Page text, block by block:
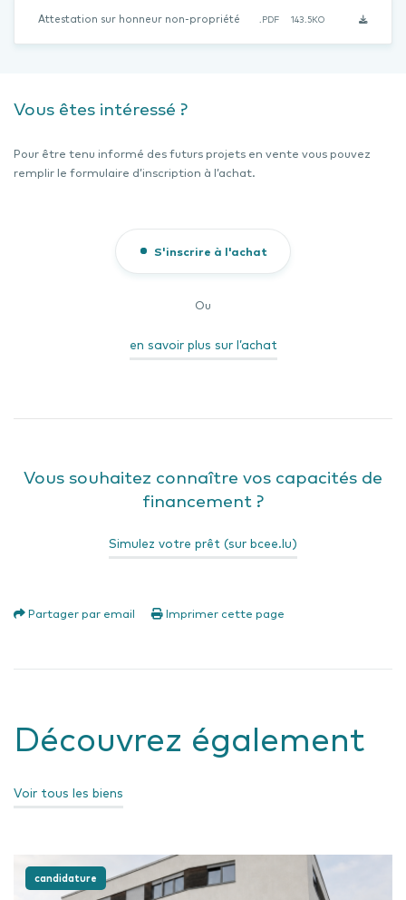
Attestation sur honneur non-propriété .PDF 143.5KO
Vous êtes intéressé ?
Pour être tenu informé des futurs projets en vente vous pouvez
remplir le formulaire d’inscription à l’achat.
S'inscrire à l'achat
Ou
en savoir plus sur l’achat
Vous souhaitez connaître vos capacités de
financement ?
Simulez votre prêt (sur bcee.lu)
Partager par email Imprimer cette page
Découvrez également
Voir tous les biens
candidature